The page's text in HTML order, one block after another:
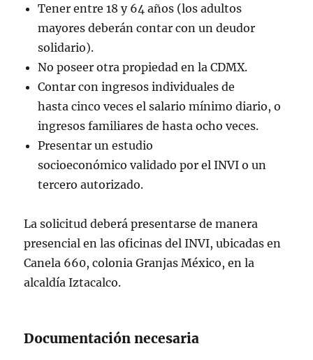
Tener entre 18 y 64 años (los adultos
mayores deberán contar con un deudor
solidario).
No poseer otra propiedad en la CDMX.
Contar con ingresos individuales de
hasta cinco veces el salario mínimo diario, o
ingresos familiares de hasta ocho veces.
Presentar un estudio
socioeconómico validado por el INVI o un
tercero autorizado.
La solicitud deberá presentarse de manera
presencial en las oficinas del INVI, ubicadas en
Canela 660, colonia Granjas México, en la
alcaldía Iztacalco.
Documentación necesaria